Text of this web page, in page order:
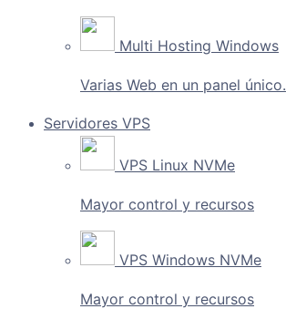
Multi Hosting Windows
Varias Web en un panel único.
Servidores VPS
VPS Linux NVMe
Mayor control y recursos
VPS Windows NVMe
Mayor control y recursos